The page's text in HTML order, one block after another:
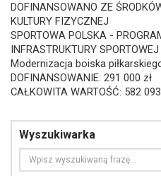
DOFINANSOWANO ZE
KULTURY FIZYCZNEJ
SPORTOWA POLSKA -
INFRASTRUKTURY
Modernizacja boiska
DOFINANSOWANIE: 291 000 zł
CAŁKOWITA WARTOŚĆ: 582
Wyszukiwarka